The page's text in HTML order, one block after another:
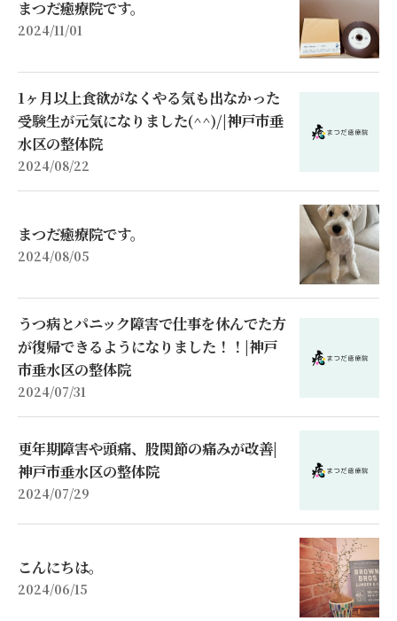
まつだ癒療院です。
2024/11/01
1ヶ月以上食欲がなくやる気も出なかった
受験生が元気になりました(^^)/|神戸市垂
水区の整体院
2024/08/22
まつだ癒療院です。
2024/08/05
うつ病とパニック障害で仕事を休んでた方
が復帰できるようになりました！！|神戸
市垂水区の整体院
2024/07/31
更年期障害や頭痛、股関節の痛みが改善|
神戸市垂水区の整体院
2024/07/29
こんにちは。
2024/06/15